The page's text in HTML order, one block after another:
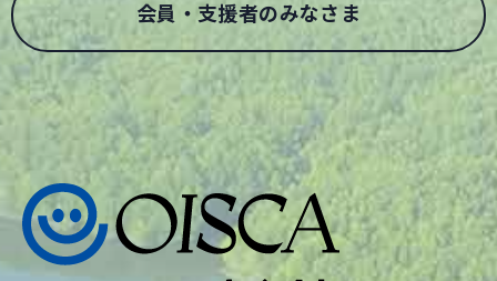
会員・支援者のみなさま